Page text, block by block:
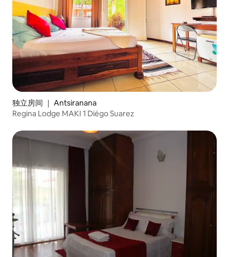
独立房间 ｜ Antsiranana
Regina Lodge MAKI 1 Diégo Suarez